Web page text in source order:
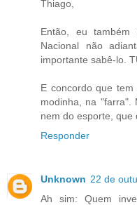
Thiago,
Então, eu
Nacional não
importante sabê-lo.
E concordo que
modinha, na "farra".
nem do esporte, que
Responder
Unknown 22 de
Ah sim: Quem